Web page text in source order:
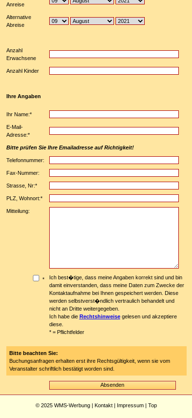
Anreise
Alternative
Abreise
Anzahl
Erwachsene
Anzahl Kinder
Ihre Angaben
Ihr Name:*
E-Mail-
Adresse:*
Bitte prüfen Sie Ihre Emailadresse auf Richtigkeit!
Telefonnummer:
Fax-Nummer:
Strasse, Nr:*
PLZ, Wohnort:*
Mitteilung:
*
Ich best�tige, dass meine Angaben korrekt sind und bin
damit einverstanden, dass meine Daten zum Zwecke der
Kontaktaufnahme bei Ihnen gespeichert werden. Diese
werden selbstverst�ndlich vertraulich behandelt und
nicht an Dritte weitergegeben.
Ich habe die Rechtshinweisegelesen und akzeptiere
diese.
* = Pflichtfelder
Bitte beachten Sie:
Buchungsanfragen erhalten erst ihre Rechtsgültigkeit, wenn sie vom
Veranstalter schriftlich bestätigt worden sind.
© 2025 WMS-Werbung | Kontakt | Impressum | Top